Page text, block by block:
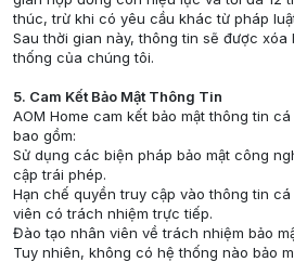
thúc, trừ khi có yêu cầu khác từ pháp
Sau thời gian này, thông tin sẽ được xóa
thống của chúng tôi.
5. Cam Kết Bảo Mật Thông Tin
AOM Home cam kết bảo mật thông tin
bao gồm:
Sử dụng các biện pháp bảo mật công
cập trái phép.
Hạn chế quyền truy cập vào thông tin
viên có trách nhiệm trực tiếp.
Đào tạo nhân viên về trách nhiệm bảo
Tuy nhiên, không có hệ thống nào bảo